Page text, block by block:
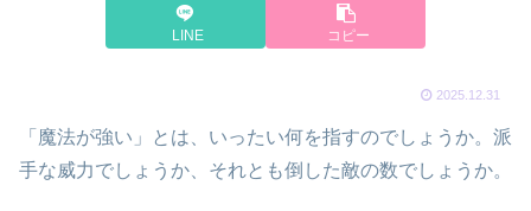
LINE コピー
2025.12.31
「魔法が強い」とは、いったい何を指すのでしょうか。派
手な威力でしょうか、それとも倒した敵の数でしょうか。